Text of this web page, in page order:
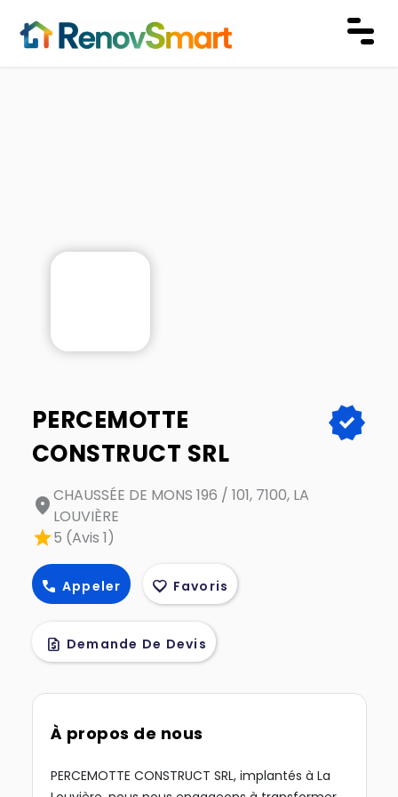
PERCEMOTTE
CONSTRUCT SRL
verified
location_onCHAUSSÉE DE MONS 196 / 101, 7100, LA
LOUVIÈRE
star5 (Avis 1)
call Appeler favorite Favoris
request_quote Demande De Devis
À propos de nous
PERCEMOTTE CONSTRUCT SRL, implantés à La